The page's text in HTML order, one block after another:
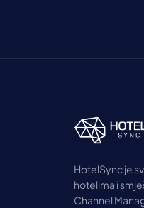
HotelSync je
hotelima i
Channel